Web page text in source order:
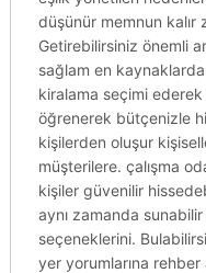
düşünür memnun
Getirebilirsiniz önemli
sağlam en
kiralama seçimi
öğrenerek bütçenizle
kişilerden oluşur
müşterilere. çalışma
kişiler güvenilir
aynı zamanda
seçeneklerini.
yer yorumlarına rehber